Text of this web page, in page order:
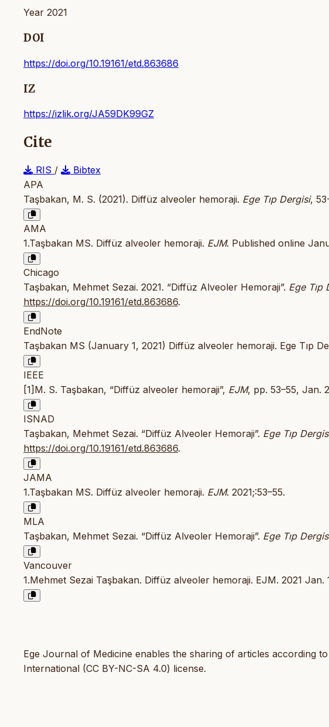
Year 2021
DOI
https://doi.org/10.19161/etd.863686
IZ
https://izlik.org/JA59DK99GZ
Cite
RIS /
Bibtex
APA
Taşbakan, M. S. (2021). Diffüz alveoler hemoraji. Ege Tıp Dergisi,
AMA
1.Taşbakan MS. Diffüz alveoler hemoraji. EJM. Published online
Chicago
Taşbakan, Mehmet Sezai. 2021. “Diffüz Alveoler Hemoraji”. Ege Tıp
https://doi.org/10.19161/etd.863686.
EndNote
Taşbakan MS (January 1, 2021) Diffüz alveoler hemoraji. Ege Tıp
IEEE
[1]M. S. Taşbakan, “Diffüz alveoler hemoraji”, EJM, pp. 53–55, Jan.
ISNAD
Taşbakan, Mehmet Sezai. “Diffüz Alveoler Hemoraji”. Ege Tıp
https://doi.org/10.19161/etd.863686.
JAMA
1.Taşbakan MS. Diffüz alveoler hemoraji. EJM. 2021;:53–55.
MLA
Taşbakan, Mehmet Sezai. “Diffüz Alveoler Hemoraji”. Ege Tıp
Vancouver
1.Mehmet Sezai Taşbakan. Diffüz alveoler hemoraji. EJM. 2021 Jan.
Ege Journal of Medicine enables the sharing of articles according
International (CC BY-NC-SA 4.0) license.